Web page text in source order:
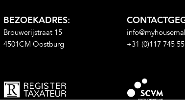
BEZOEKADRES:
Brouwerijstraat 15
4501CM Oostburg
+31 (0)117 745